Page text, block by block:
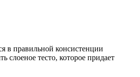
в правильной консистенции
тесто, которое придает